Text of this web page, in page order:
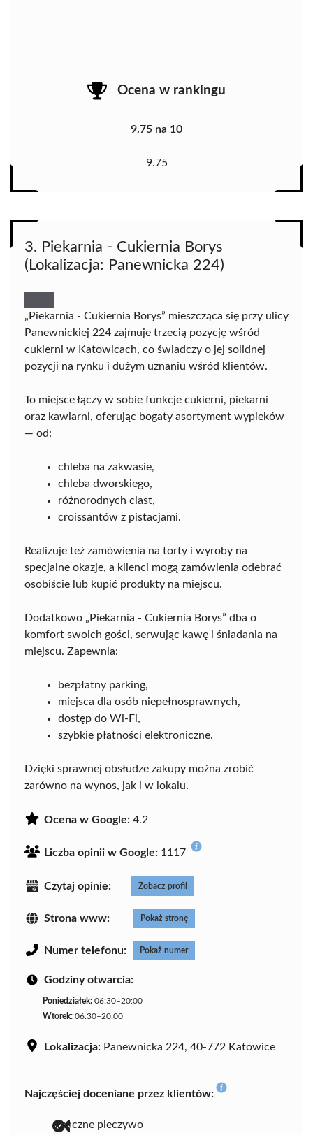
Ocena w rankingu
9.75 na 10
9.75
3. Piekarnia - Cukiernia Borys
(Lokalizacja: Panewnicka 224)
„Piekarnia - Cukiernia Borys” mieszcząca się przy ulicy
Panewnickiej 224 zajmuje trzecią pozycję wśród
cukierni w Katowicach, co świadczy o jej solidnej
pozycji na rynku i dużym uznaniu wśród klientów.
To miejsce łączy w sobie funkcje cukierni, piekarni
oraz kawiarni, oferując bogaty asortyment wypieków
— od:
chleba na zakwasie,
chleba dworskiego,
różnorodnych ciast,
croissantów z pistacjami.
Realizuje też zamówienia na torty i wyroby na
specjalne okazje, a klienci mogą zamówienia odebrać
osobiście lub kupić produkty na miejscu.
Dodatkowo „Piekarnia - Cukiernia Borys” dba o
komfort swoich gości, serwując kawę i śniadania na
miejscu. Zapewnia:
bezpłatny parking,
miejsca dla osób niepełnosprawnych,
dostęp do Wi-Fi,
szybkie płatności elektroniczne.
Dzięki sprawnej obsłudze zakupy można zrobić
zarówno na wynos, jak i w lokalu.
Ocena w Google: 4.2
Liczba opinii w Google: 1117
Czytaj opinie: Zobacz profil
Strona www: Pokaż stronę
Numer telefonu: Pokaż numer
Godziny otwarcia:
Poniedziałek: 06:30–20:00
Wtorek: 06:30–20:00
Lokalizacja: Panewnicka 224, 40-772 Katowice
Najczęściej doceniane przez klientów:
smaczne pieczywo